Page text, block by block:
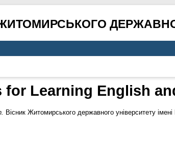
Learning English
Вісник Житомирського державного університету